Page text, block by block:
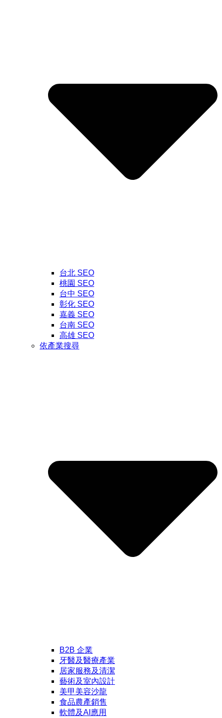
台北 SEO
桃園 SEO
台中 SEO
彰化 SEO
嘉義 SEO
台南 SEO
高雄 SEO
依產業搜尋
B2B 企業
牙醫及醫療產業
居家服務及清潔
藝術及室內設計
美甲美容沙龍
食品農產銷售
軟體及AI應用